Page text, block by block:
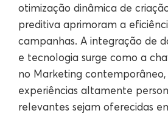
otimização dinâmica de
preditiva aprimoram a
campanhas. A integração de
e tecnologia surge como a
no Marketing
experiências altamente
relevantes sejam oferecidas